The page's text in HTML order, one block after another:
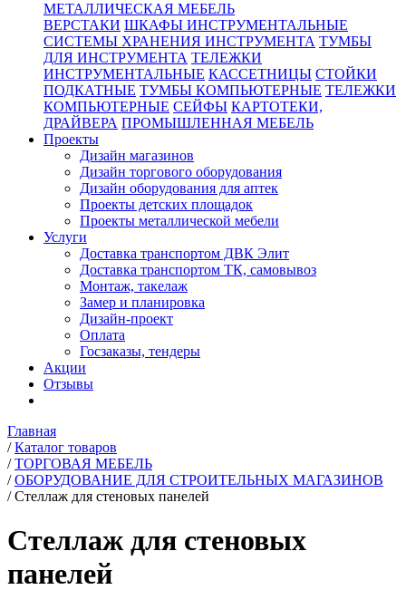
МЕТАЛЛИЧЕСКАЯ МЕБЕЛЬ
ВЕРСТАКИ ШКАФЫ ИНСТРУМЕНТАЛЬНЫЕ
СИСТЕМЫ ХРАНЕНИЯ ИНСТРУМЕНТА ТУМБЫ
ДЛЯ ИНСТРУМЕНТА ТЕЛЕЖКИ
ИНСТРУМЕНТАЛЬНЫЕ КАССЕТНИЦЫ СТОЙКИ
ПОДКАТНЫЕ ТУМБЫ КОМПЬЮТЕРНЫЕ ТЕЛЕЖКИ
КОМПЬЮТЕРНЫЕ СЕЙФЫ КАРТОТЕКИ,
ДРАЙВЕРА ПРОМЫШЛЕННАЯ МЕБЕЛЬ
Проекты
Дизайн магазинов
Дизайн торгового оборудования
Дизайн оборудования для аптек
Проекты детских площадок
Проекты металлической мебели
Услуги
Доставка транспортом ДВК Элит
Доставка транспортом ТК, самовывоз
Монтаж, такелаж
Замер и планировка
Дизайн-проект
Оплата
Госзаказы, тендеры
Акции
Отзывы
Главная
/ Каталог товаров
/ ТОРГОВАЯ МЕБЕЛЬ
/ ОБОРУДОВАНИЕ ДЛЯ СТРОИТЕЛЬНЫХ МАГАЗИНОВ
/ Стеллаж для стеновых панелей
Стеллаж для стеновых
панелей